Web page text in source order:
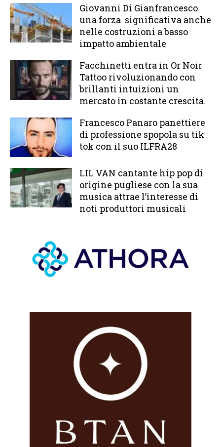
Giovanni Di Gianfrancesco
una forza significativa anche
nelle costruzioni a basso
impatto ambientale
Facchinetti entra in Or Noir
Tattoo rivoluzionando con
brillanti intuizioni un
mercato in costante crescita.
Francesco Panaro panettiere
di professione spopola su tik
tok con il suo ILFRA28
LIL VAN cantante hip pop di
origine pugliese con la sua
musica attrae l’interesse di
noti produttori musicali